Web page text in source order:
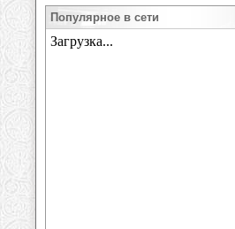
Популярное в сети